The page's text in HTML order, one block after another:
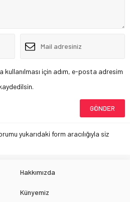
kullanılması için adım, e-posta adresim
yukarıdaki form aracılığıyla siz
Hakkımızda
Künyemiz